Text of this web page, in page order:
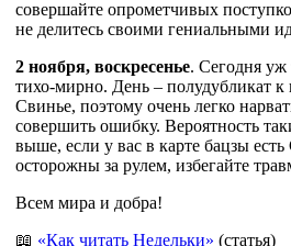
совершайте опрометчивых
не делитесь своими гениальными
2 ноября, воскресенье. Сегодня
тихо-мирно. День – полудубликат
Свинье, поэтому очень легко
совершить ошибку. Вероятность
выше, если у вас в карте бацзы
осторожны за рулем, избегайте
Всем мира и добра!
📖 «Как читать Недельки» (статья)